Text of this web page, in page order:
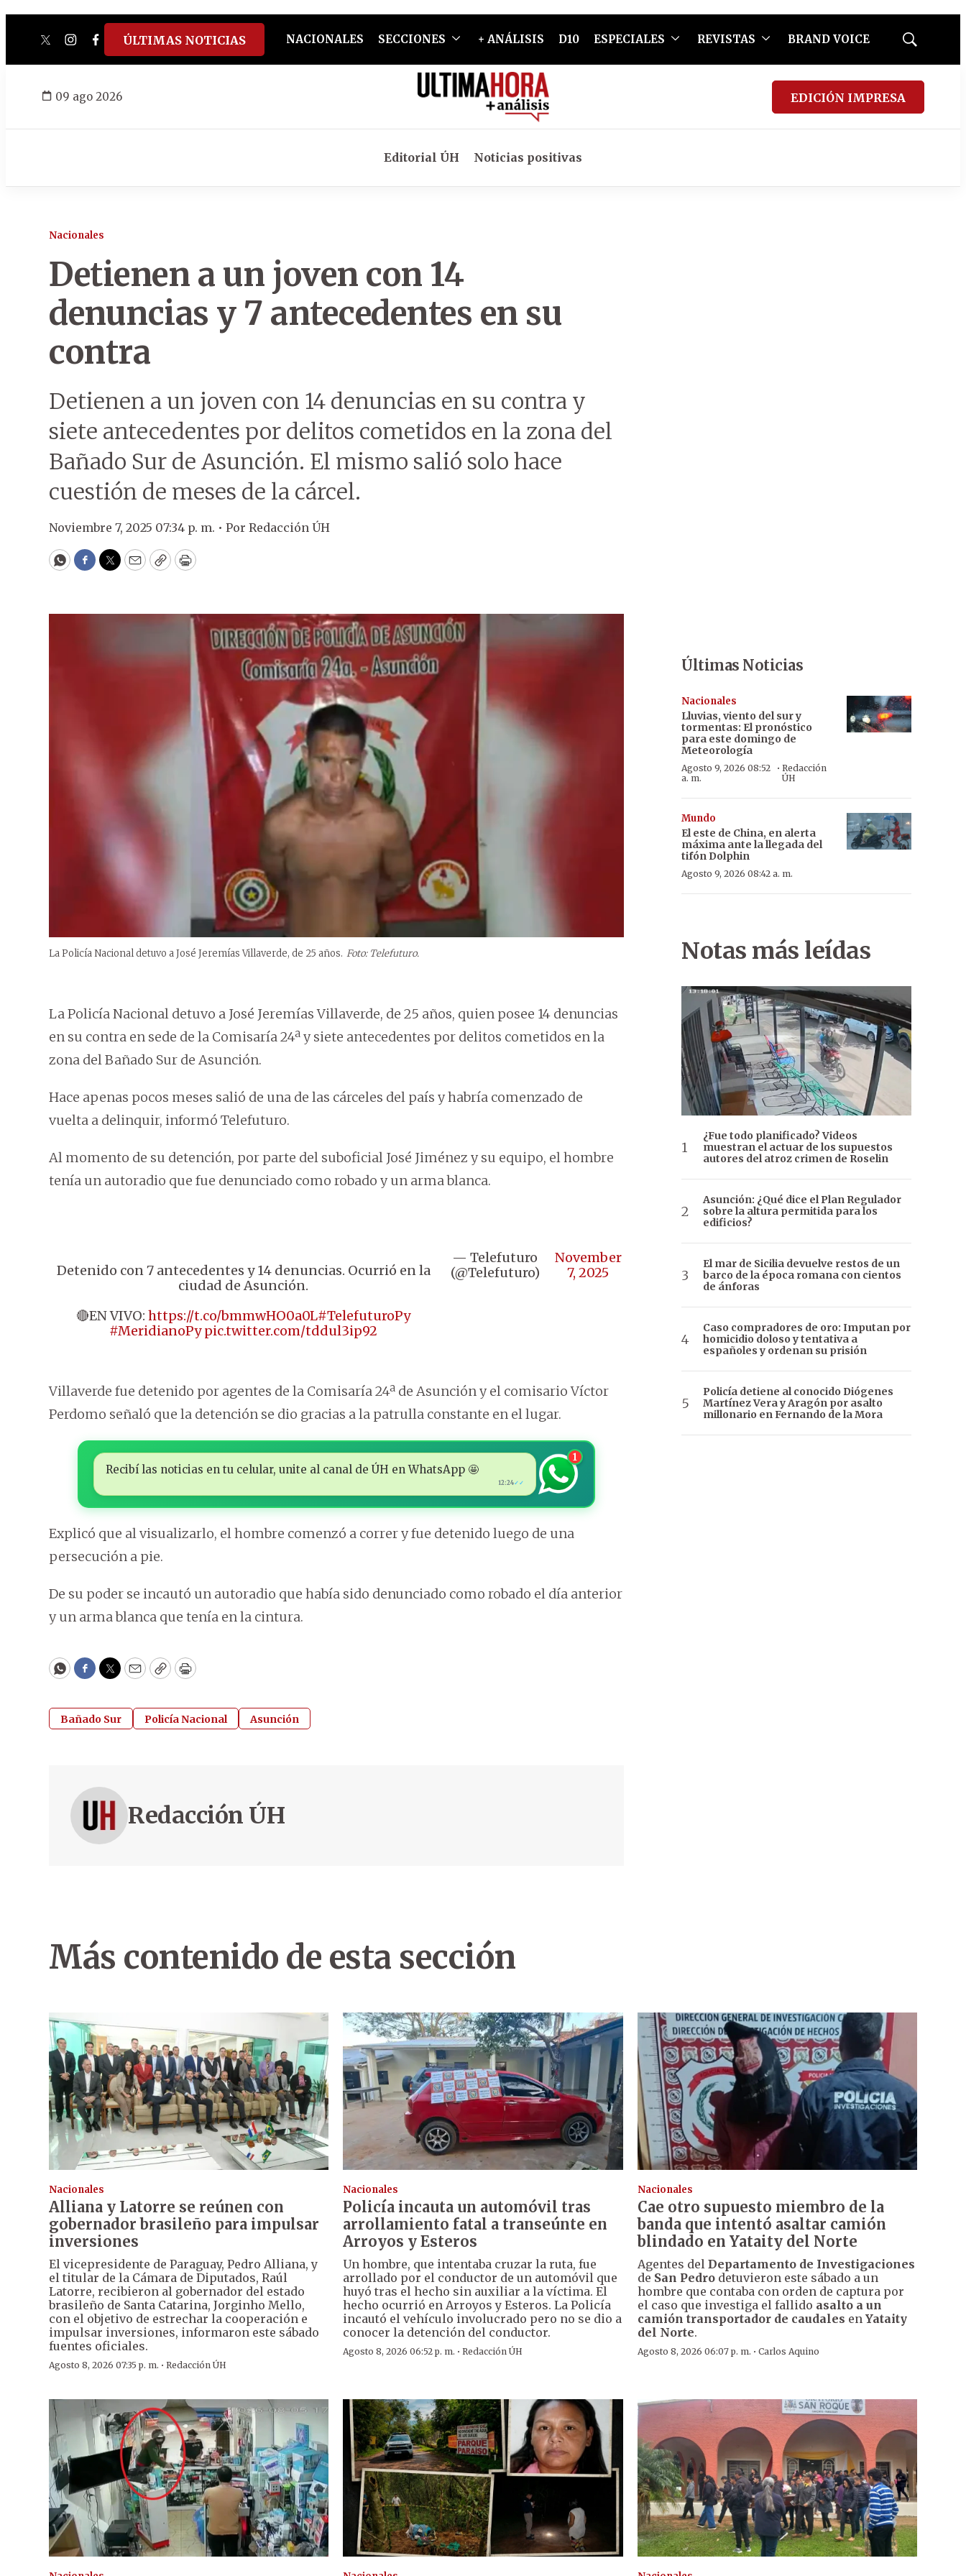
twitterinstagram
facebook
tiktokyoutube
spotify
ÚLTIMAS NOTICIAS NACIONALES SECCIONES + ANÁLISIS D10 ESPECIALES REVISTAS BRAND VOICE
Mostrar
09 ago 2026 EDICIÓN IMPRESA
Editorial ÚH Noticias positivas
Nacionales
Detienen a un joven con 14
denuncias y 7 antecedentes en su
contra
Detienen a un joven con 14 denuncias en su contra y
siete antecedentes por delitos cometidos en la zona del
Bañado Sur de Asunción. El mismo salió solo hace
cuestión de meses de la cárcel.
Noviembre 7, 2025 07:34 p. m. • Por Redacción ÚH
WhatsApp
Facebook
Twitter
EmailCopyPrint
La Policía Nacional detuvo a José Jeremías Villaverde, de 25 años. Foto: Telefuturo.
La Policía Nacional detuvo a José Jeremías Villaverde, de 25 años, quien posee 14 denuncias
en su contra en sede de la Comisaría 24ª y siete antecedentes por delitos cometidos en la
zona del Bañado Sur de Asunción.
Hace apenas pocos meses salió de una de las cárceles del país y habría comenzado de
vuelta a delinquir, informó Telefuturo.
Al momento de su detención, por parte del suboficial José Jiménez y su equipo, el hombre
tenía un autoradio que fue denunciado como robado y un arma blanca.
Detenido con 7 antecedentes y 14 denuncias. Ocurrió en la
ciudad de Asunción.
🔴EN VIVO:https://t.co/bmmwHO0a0L#TelefuturoPy
#MeridianoPy pic.twitter.com/tddul3ip92
— Telefuturo
(@Telefuturo)
November
7, 2025
Villaverde fue detenido por agentes de la Comisaría 24ª de Asunción y el comisario Víctor
Perdomo señaló que la detención se dio gracias a la patrulla constante en el lugar.
Recibí las noticias en tu celular, unite al canal de ÚH en WhatsApp 🤩
12:24✓✓
1
Explicó que al visualizarlo, el hombre comenzó a correr y fue detenido luego de una
persecución a pie.
De su poder se incautó un autoradio que había sido denunciado como robado el día anterior
y un arma blanca que tenía en la cintura.
WhatsApp
Facebook
Twitter
EmailCopyPrint
Bañado Sur Policía Nacional Asunción
Redacción ÚH
Últimas Noticias
Nacionales
Lluvias, viento del sur y
tormentas: El pronóstico
para este domingo de
Meteorología
Agosto 9, 2026 08:52
a. m.
· Redacción
ÚH
Mundo
El este de China, en alerta
máxima ante la llegada del
tifón Dolphin
Agosto 9, 2026 08:42 a. m.
Notas más leídas
¿Fue todo planificado? Videos
muestran el actuar de los supuestos
autores del atroz crimen de Roselin
Asunción: ¿Qué dice el Plan Regulador
sobre la altura permitida para los
edificios?
El mar de Sicilia devuelve restos de un
barco de la época romana con cientos
de ánforas
Caso compradores de oro: Imputan por
homicidio doloso y tentativa a
españoles y ordenan su prisión
Policía detiene al conocido Diógenes
Martínez Vera y Aragón por asalto
millonario en Fernando de la Mora
Más contenido de esta sección
Nacionales
Alliana y Latorre se reúnen con
gobernador brasileño para impulsar
inversiones
El vicepresidente de Paraguay, Pedro Alliana, y
el titular de la Cámara de Diputados, Raúl
Latorre, recibieron al gobernador del estado
brasileño de Santa Catarina, Jorginho Mello,
con el objetivo de estrechar la cooperación e
impulsar inversiones, informaron este sábado
fuentes oficiales.
Agosto 8, 2026 07:35 p. m. · Redacción ÚH
Nacionales
Policía incauta un automóvil tras
arrollamiento fatal a transeúnte en
Arroyos y Esteros
Un hombre, que intentaba cruzar la ruta, fue
arrollado por el conductor de un automóvil que
huyó tras el hecho sin auxiliar a la víctima. El
hecho ocurrió en Arroyos y Esteros. La Policía
incautó el vehículo involucrado pero no se dio a
conocer la detención del conductor.
Agosto 8, 2026 06:52 p. m. ·Redacción ÚH
Nacionales
Cae otro supuesto miembro de la
banda que intentó asaltar camión
blindado en Yataity del Norte
Agentes del Departamento de Investigaciones
de San Pedrodetuvieron este sábado a un
hombre que contaba con orden de captura por
el caso que investiga el fallido asalto a un
camión transportador de caudales en Yataity
del Norte.
Agosto 8, 2026 06:07 p. m. · Carlos Aquino